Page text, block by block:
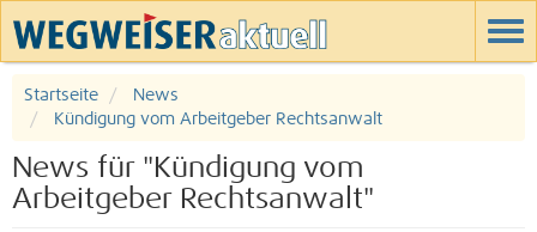
Startseite
News
Kündigung vom Arbeitgeber Rechtsanwalt
News für "Kündigung vom
Arbeitgeber Rechtsanwalt"